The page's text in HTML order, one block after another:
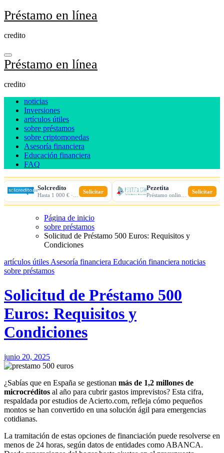
Ir
al
Préstamo en línea
credito
Préstamo en línea
credito
noticias
Inversiones
artículos útiles
sobre préstamos
sobre criptomonedas
Asesoría financiera
Educación financiera
FAQ
Solcredito Solicitar Pezetita Solicitar
Página de inicio
sobre préstamos
Solicitud de Préstamo 500 Euros: Requisitos y
Condiciones
artículos útiles Asesoría financiera Educación financiera noticias
sobre préstamos
Solicitud de Préstamo 500
Euros: Requisitos y
Condiciones
junio 20, 2025
¿Sabías que en España se gestionan más de 1,2 millones de
microcréditos al año para cubrir gastos imprevistos? Esta cifra,
respaldada por estudios de Acierto.com, refleja cómo pequeños
montos se han convertido en una solución ágil para emergencias
cotidianas.
La tramitación de estas opciones de financiación puede resolverse en
menos de 24 horas, según datos de entidades como ABANCA.